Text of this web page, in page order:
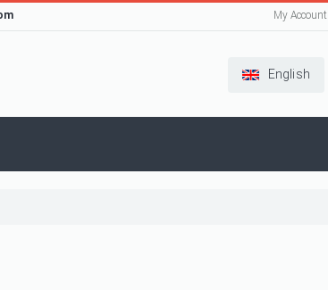
My Account
English